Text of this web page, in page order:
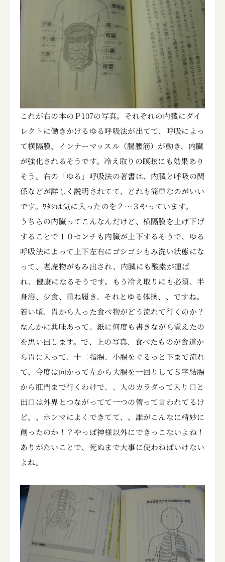
これが右の本のＰ107の写真。それぞれの内臓にダイ
レクトに働きかけるゆる呼吸法が出てて、呼吸によっ
て横隔膜、インナーマッスル（腸腰筋）が動き、内臓
が強化されるそうです。冷え取りの瞑眩にも効果あり
そう。右の「ゆる」呼吸法の著書は、内臓と呼吸の関
係などが詳しく説明されてて、どれも簡単なのがいい
です。ﾜﾀｼは気に入ったのを２～３やっています。
うちらの内臓ってこんなんだけど、横隔膜を上げ下げ
することで１０センチも内臓が上下するそうで、ゆる
呼吸法によって上下左右にゴシゴシもみ洗い状態にな
って、老廃物がもみ出され、内臓にも酸素が運ば
れ、健康になるそうです。もう冷え取りにも必須、半
身浴、少食、重ね履き、それとゆる体操、、ですね。
若い頃、胃から入った食べ物がどう流れて行くのか？
なんかに興味あって、紙に何度も書きながら覚えたの
を思い出します。で、上の写真、食べたものが食道か
ら胃に入って、十二指腸、小腸をぐるっと下まで流れ
て、今度は向かって左から大腸を一回りしてＳ字結腸
から肛門まで行くわけで、、人のカラダって入り口と
出口は外界とつながってて一つの管って言われてるけ
ど、、ホンマによくできてて、、誰がこんなに精妙に
創ったのか！？やっぱ神様以外にできっこないよね！
ありがたいことで、死ぬまで大事に使わねばいけない
よね。